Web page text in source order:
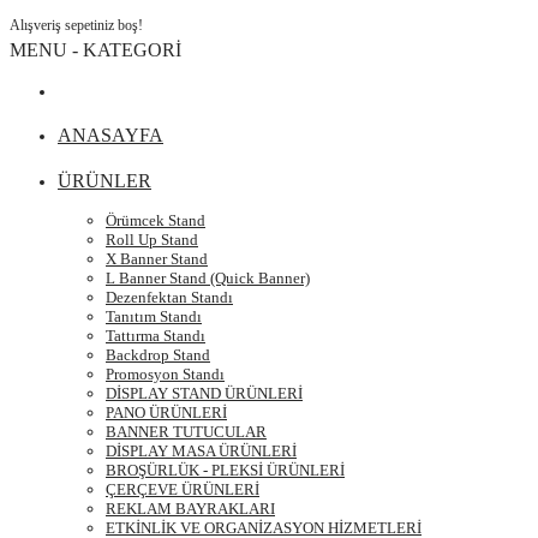
Alışveriş sepetiniz boş!
MENU - KATEGORİ
ANASAYFA
ÜRÜNLER
Örümcek Stand
Roll Up Stand
X Banner Stand
L Banner Stand (Quick Banner)
Dezenfektan Standı
Tanıtım Standı
Tattırma Standı
Backdrop Stand
Promosyon Standı
DİSPLAY STAND ÜRÜNLERİ
PANO ÜRÜNLERİ
BANNER TUTUCULAR
DİSPLAY MASA ÜRÜNLERİ
BROŞÜRLÜK - PLEKSİ ÜRÜNLERİ
ÇERÇEVE ÜRÜNLERİ
REKLAM BAYRAKLARI
ETKİNLİK VE ORGANİZASYON HİZMETLERİ